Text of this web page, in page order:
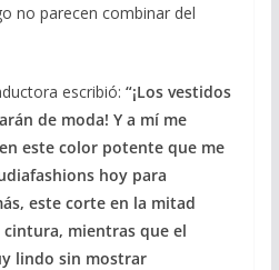
no parecen combinar del
escribió: “¡Los vestidos
de moda! Y a mí me
este color potente que me
hoy para
este corte en la mitad
mientras que el
lindo sin mostrar